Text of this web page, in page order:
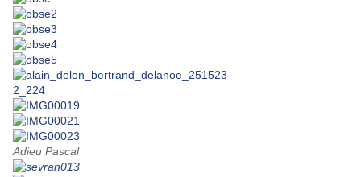
Adieu Pascal